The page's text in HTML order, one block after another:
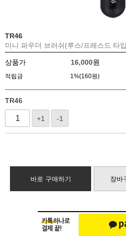
TR46
미니 파우더 브러쉬(루스/프레스드 타
상품가 16,000원
적립금 1%(160원)
TR46
+1 -1
바로 구매하기 장바